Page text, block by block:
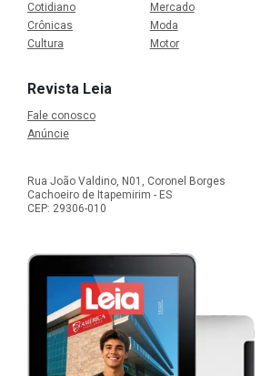
Cotidiano
Crônicas
Cultura
Mercado
Moda
Motor
Revista Leia
Fale conosco
Anúncie
Rua João Valdino, N01, Coronel Borges
Cachoeiro de Itapemirim - ES
CEP: 29306-010